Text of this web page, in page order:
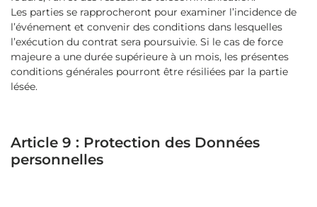
Les parties se rapprocheront pour examiner l’incidence de
l’événement et convenir des conditions dans lesquelles
l’exécution du contrat sera poursuivie. Si le cas de force
majeure a une durée supérieure à un mois, les présentes
conditions générales pourront être résiliées par la partie
lésée.
Article 9 : Protection des Données
personnelles